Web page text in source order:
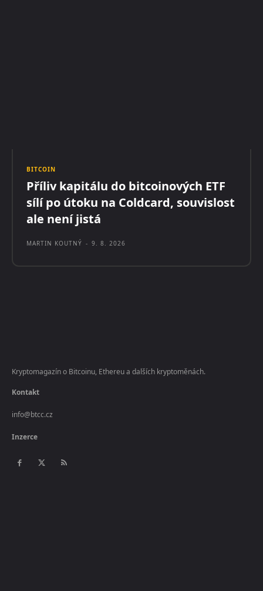
BITCOIN
Příliv kapitálu do bitcoinových ETF
sílí po útoku na Coldcard, souvislost
ale není jistá
MARTIN KOUTNÝ - 9. 8. 2026
Kryptomagazín o Bitcoinu, Ethereu a dalších kryptoměnách.
Kontakt
info@btcc.cz
Inzerce